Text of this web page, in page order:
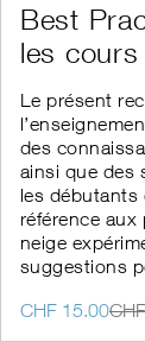
Best
les
Le présent
des
ainsi que des
les débutants
référence
neige
suggestions
CHF
Le
CHF 15.00
Le
Ce
produit
a
variations.
Les
options
peuvent
être
choisies
sur
la
page
produit